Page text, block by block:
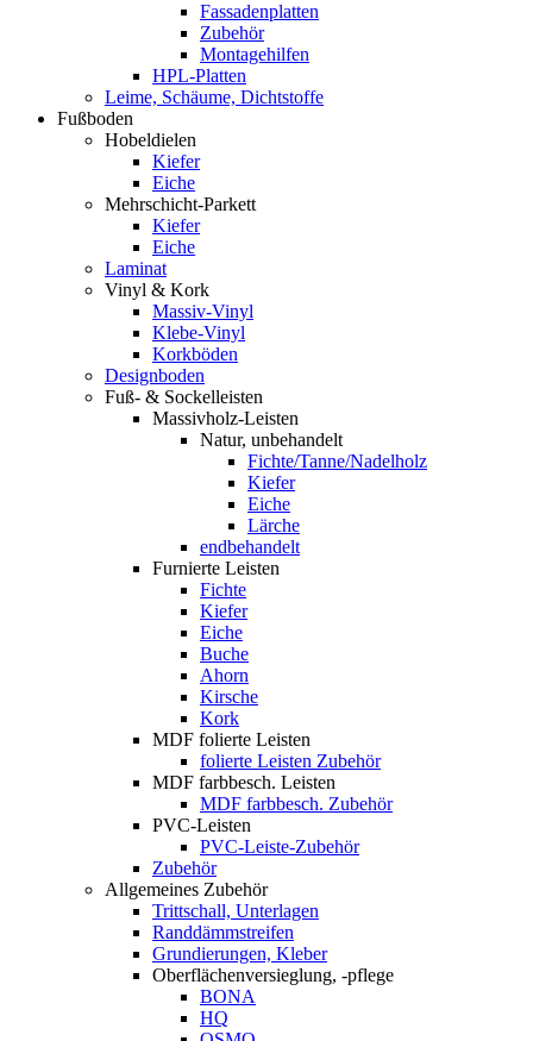
Fassadenplatten
Zubehör
Montagehilfen
HPL-Platten
Leime, Schäume, Dichtstoffe
Fußboden
Hobeldielen
Kiefer
Eiche
Mehrschicht-Parkett
Kiefer
Eiche
Laminat
Vinyl & Kork
Massiv-Vinyl
Klebe-Vinyl
Korkböden
Designboden
Fuß- & Sockelleisten
Massivholz-Leisten
Natur, unbehandelt
Fichte/Tanne/Nadelholz
Kiefer
Eiche
Lärche
endbehandelt
Furnierte Leisten
Fichte
Kiefer
Eiche
Buche
Ahorn
Kirsche
Kork
MDF folierte Leisten
folierte Leisten Zubehör
MDF farbbesch. Leisten
MDF farbbesch. Zubehör
PVC-Leisten
PVC-Leiste-Zubehör
Zubehör
Allgemeines Zubehör
Trittschall, Unterlagen
Randdämmstreifen
Grundierungen, Kleber
Oberflächenversieglung, -pflege
BONA
HQ